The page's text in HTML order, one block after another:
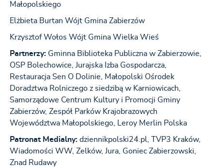
Małopolskiego
Elżbieta Burtan Wójt Gmina Zabierzów
Krzysztof Wołos Wójt Gmina Wielka Wieś
Partnerzy: Gminna Biblioteka Publiczna w Zabierzowie,
OSP Bolechowice, Jurajska Izba Gospodarcza,
Restauracja Sen O Dolinie, Małopolski Ośrodek
Doradztwa Rolniczego z siedzibą w Karniowicach,
Samorządowe Centrum Kultury i Promocji Gminy
Zabierzów, Zespół Parków Krajobrazowych
Województwa Małopolskiego, Leroy Merlin Polska
Patronat Medialny: dziennikpolski24.pl, TVP3 Kraków,
Wiadomości WW, Zelków, Jura, Goniec Zabierzowski,
Znad Rudawy